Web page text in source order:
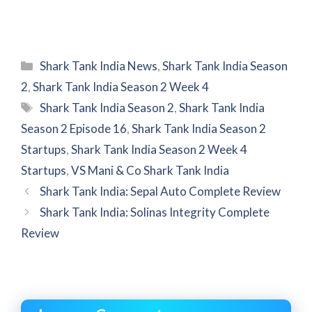
Categories
Shark Tank India News,Shark Tank India Season
2,Shark Tank India Season 2 Week 4
Tags
Shark Tank India Season 2,Shark Tank India
Season 2 Episode 16,Shark Tank India Season 2
Startups,Shark Tank India Season 2 Week 4
Startups,VS Mani & Co Shark Tank India
Shark Tank India: Sepal Auto Complete Review
Shark Tank India: Solinas Integrity Complete
Review